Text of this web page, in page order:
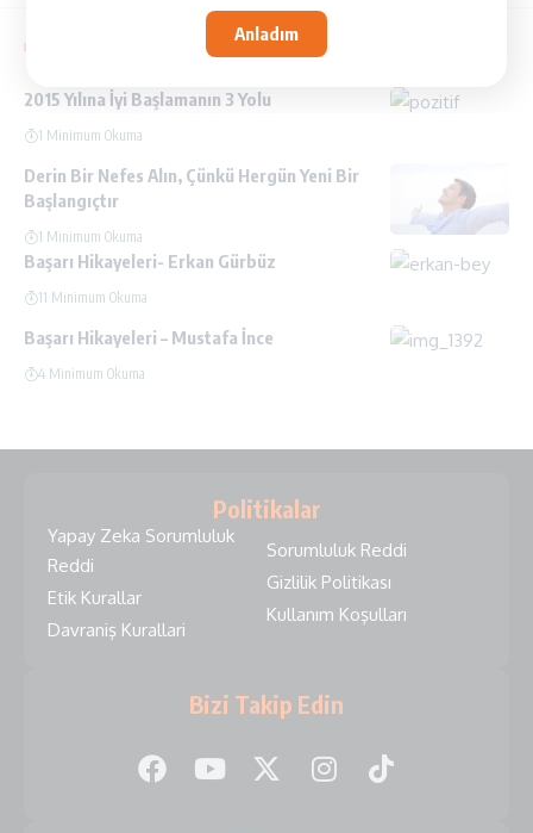
You Might also Like
2015 Yılına İyi Başlamanın 3 Yolu
1 Minimum Okuma
Derin Bir Nefes Alın, Çünkü Hergün Yeni Bir
Başlangıçtır
1 Minimum Okuma
Başarı Hikayeleri- Erkan Gürbüz
11 Minimum Okuma
Başarı Hikayeleri – Mustafa İnce
4 Minimum Okuma
Politikalar
Yapay Zeka Sorumluluk
Reddi
Etik Kurallar
Davraniş Kurallari
Sorumluluk Reddi
Gizlilik Politikası
Kullanım Koşulları
Bizi Takip Edin
Anladım